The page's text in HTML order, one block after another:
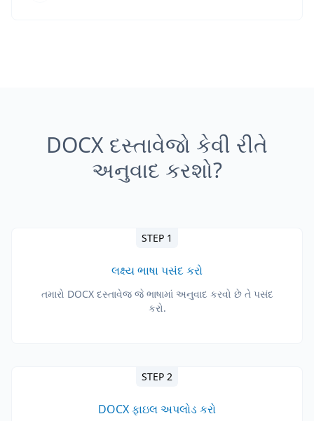
DOCX દસ્તાવેજો કેવી રીતે
અનુવાદ કરશો?
STEP 1
લક્ષ્ય ભાષા પસંદ કરો
તમારો DOCX દસ્તાવેજ જે ભાષામાં અનુવાદ કરવો છે તે પસંદ
કરો.
STEP 2
DOCX ફાઇલ અપલોડ કરો